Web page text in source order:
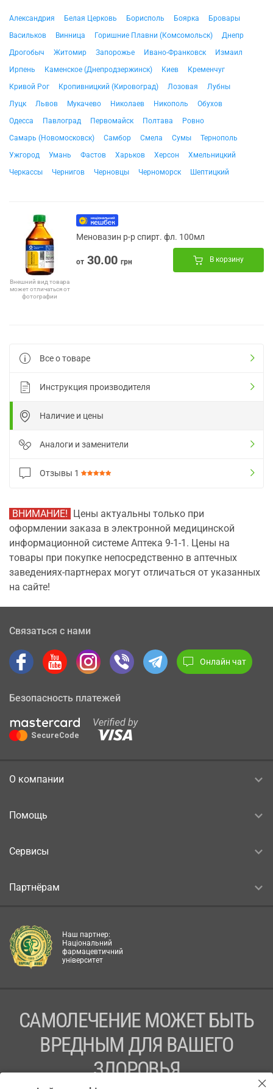
Александрия Белая Церковь Борисполь Боярка
Бровары
Васильков
Винница Горишние Плавни (Комсомольск)
Днепр
Дрогобыч
Житомир Запорожье Ивано-Франковск
Измаил
Ирпень
Каменское (Днепродзержинск) Киев
Кременчуг
Кривой Рог
Кропивницкий (Кировоград) Лозовая
Лубны
Луцк
Львов Мукачево Николаев Никополь
Обухов
Одесса
Павлоград Первомайск Полтава
Ровно
Самарь (Новомосковск)
Самбор Смела Сумы
Тернополь
Ужгород
Умань Фастов Харьков Херсон
Хмельницкий
Черкассы
Чернигов Черновцы Черноморск Шептицкий
Внешний вид товара
может отличаться от
фотографии
Меновазин р-р спирт. фл. 100мл
от 30.00 грн В корзину
Все о товаре
Инструкция производителя
Наличие и цены
Аналоги и заменители
Отзывы 1
ВНИМАНИЕ! Цены актуальны только при
оформлении заказа в электронной медицинской
информационной системе Аптека 9-1-1. Цены на
товары при покупке непосредственно в аптечных
заведениях-партнерах могут отличаться от указанных
на сайте!
Связаться с нами
Онлайн чат
Безопасность платежей
О компании
Помощь
Сервисы
Партнёрам
Наш партнер:
Національний
фармацевтичний
університет
САМОЛЕЧЕНИЕ МОЖЕТ БЫТЬ
ВРЕДНЫМ ДЛЯ ВАШЕГО
ЗДОРОВЬЯ